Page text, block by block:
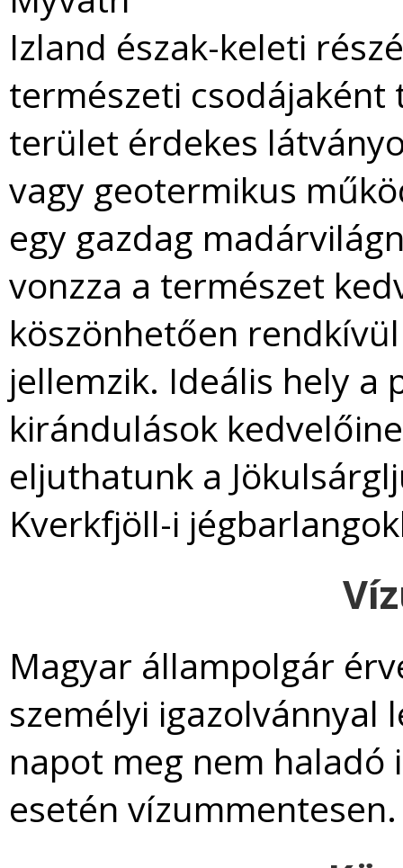
Izland észak-keleti
természeti csodájaként
terület érdekes
vagy geotermikus
egy gazdag
vonzza a természet
köszönhetően
jellemzik. Ideális hely a
kirándulások
eljuthatunk a
Kverkfjöll-i
Magyar állampolgár
személyi igazolvánnyal
napot meg nem
esetén vízummentesen.